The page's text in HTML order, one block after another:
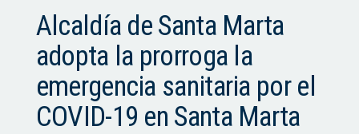
Alcaldía de Santa Marta
adopta la prorroga la
emergencia sanitaria por el
COVID-19 en Santa Marta